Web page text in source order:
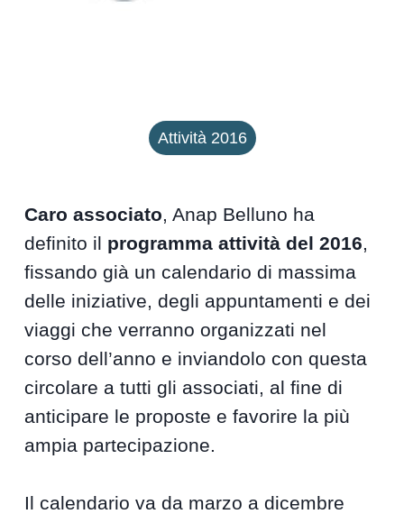
Attività 2016
Caro associato, Anap Belluno ha
definito il programma attività del 2016,
fissando già un calendario di massima
delle iniziative, degli appuntamenti e dei
viaggi che verranno organizzati nel
corso dell’anno e inviandolo con questa
circolare a tutti gli associati, al fine di
anticipare le proposte e favorire la più
ampia partecipazione.
Il calendario va da marzo a dicembre